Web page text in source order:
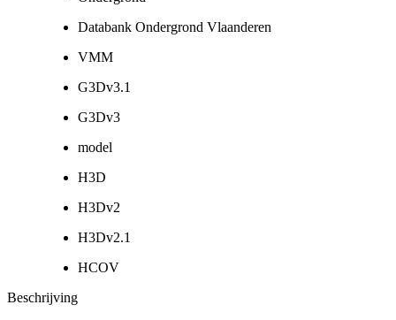
Databank Ondergrond Vlaanderen
VMM
G3Dv3.1
G3Dv3
model
H3D
H3Dv2
H3Dv2.1
HCOV
Beschrijving